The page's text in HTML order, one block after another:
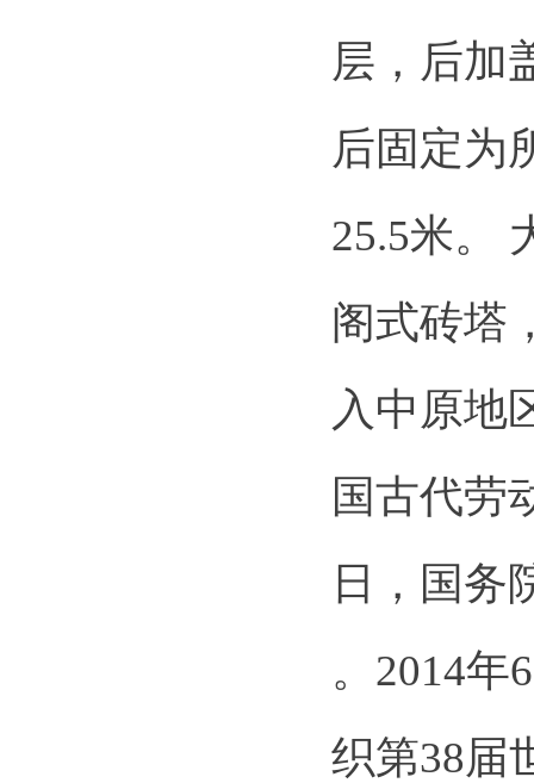
层，后加
后固定为
25.5米。
阁式砖塔
入中原地
国古代劳
日，国务
。2014年
织第38届